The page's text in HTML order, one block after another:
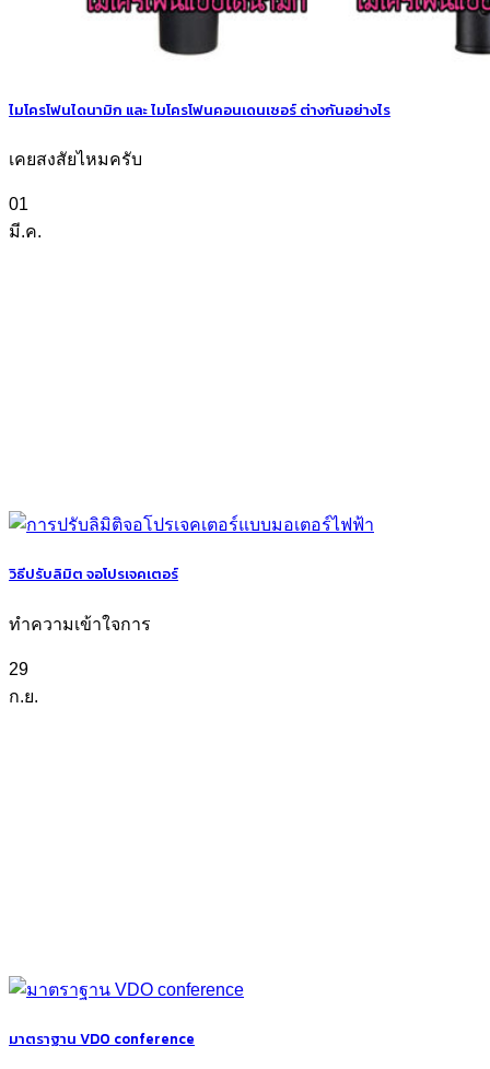
ไมโครโฟนไดนามิก และ ไมโครโฟนคอนเดนเซอร์ ต่างกันอย่างไร
เคยสงสัยไหมครับ
01
มี.ค.
วิธีปรับลิมิต จอโปรเจคเตอร์
ทำความเข้าใจการ
29
ก.ย.
มาตราฐาน VDO conference